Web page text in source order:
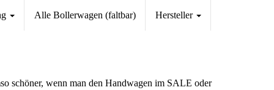
Alle Bollerwagen (faltbar) Hersteller
schöner, wenn man den Handwagen im SALE oder